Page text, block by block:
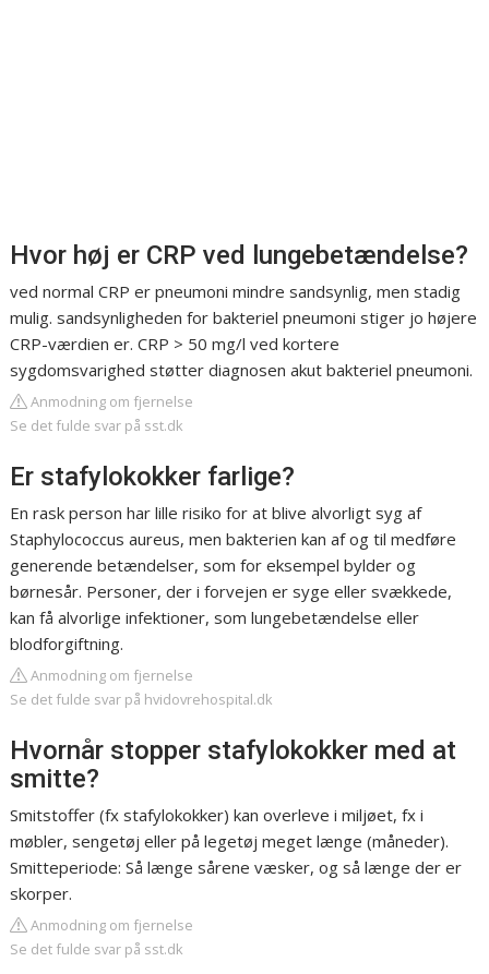
Hvor høj er CRP ved lungebetændelse?
ved normal CRP er pneumoni mindre sandsynlig, men stadig
mulig. sandsynligheden for bakteriel pneumoni stiger jo højere
CRP-værdien er. CRP > 50 mg/l ved kortere
sygdomsvarighed støtter diagnosen akut bakteriel pneumoni.
Anmodning om fjernelse
Se det fulde svar på sst.dk
Er stafylokokker farlige?
En rask person har lille risiko for at blive alvorligt syg af
Staphylococcus aureus, men bakterien kan af og til medføre
generende betændelser, som for eksempel bylder og
børnesår. Personer, der i forvejen er syge eller svækkede,
kan få alvorlige infektioner, som lungebetændelse eller
blodforgiftning.
Anmodning om fjernelse
Se det fulde svar på hvidovrehospital.dk
Hvornår stopper stafylokokker med at
smitte?
Smitstoffer (fx stafylokokker) kan overleve i miljøet, fx i
møbler, sengetøj eller på legetøj meget længe (måneder).
Smitteperiode: Så længe sårene væsker, og så længe der er
skorper.
Anmodning om fjernelse
Se det fulde svar på sst.dk